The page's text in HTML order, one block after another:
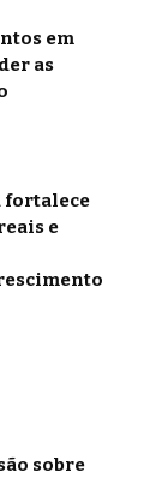
em
as
fortalece
e
sobre